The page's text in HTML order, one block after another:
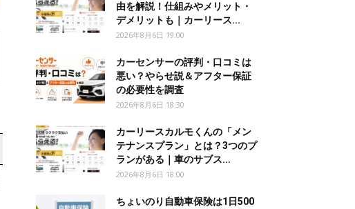
由を解説！仕組みやメリット・
デメリットも｜カーリース...
2026年8月6日 19:00
カーセンサーの評判・口コミは
悪い？やらせ説＆アフター保証
の必要性を調査
2026年8月6日 18:30
カーリースカルモくんの「メン
テナンスプラン」とは？3つのプ
ランがある｜車のサブス...
2026年8月6日 18:00
ちょいのり自動車保険は1日500